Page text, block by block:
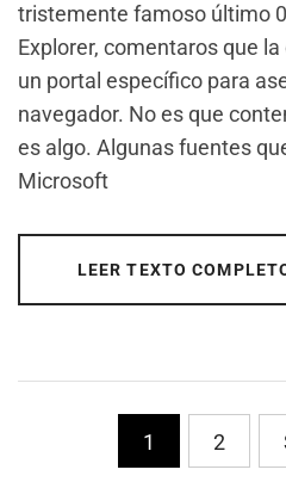
tristemente famoso último
Explorer, comentaros que
un portal específico para
navegador. No es que
es algo. Algunas fuentes
Microsoft
LEER TEXTO
PaginaciÃ³n
1 2